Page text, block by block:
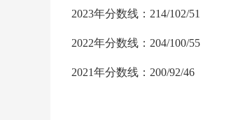
2023年分数线：214/102/51
2022年分数线：204/100/55
2021年分数线：200/92/46